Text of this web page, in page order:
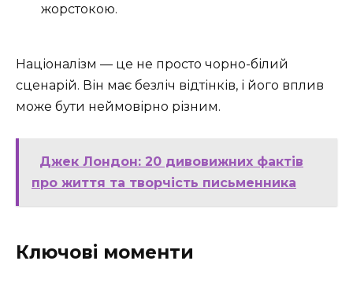
жорстокою.
Націоналізм — це не просто чорно-білий
сценарій. Він має безліч відтінків, і його вплив
може бути неймовірно різним.
Джек Лондон: 20 дивовижних фактів
про життя та творчість письменника
Ключові моменти